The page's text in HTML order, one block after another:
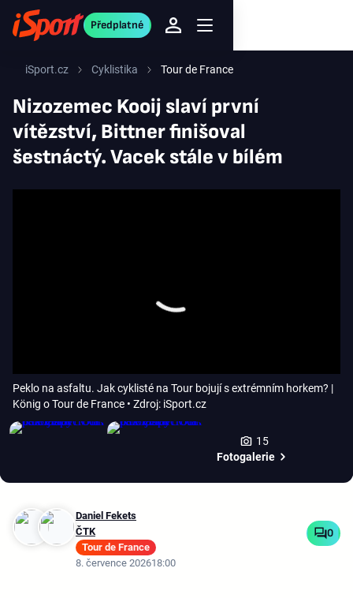
Předplatné
iSport.cz Cyklistika Tour de France
Nizozemec Kooij slaví první
vítězství, Bittner finišoval
šestnáctý. Vacek stále v bílém
Peklo na asfaltu. Jak cyklisté na Tour bojují s extrémním horkem? |
König o Tour de France • Zdroj: iSport.cz
15
Fotogalerie
Daniel Fekets
ČTK
Tour de France
8. července 202618:00
0